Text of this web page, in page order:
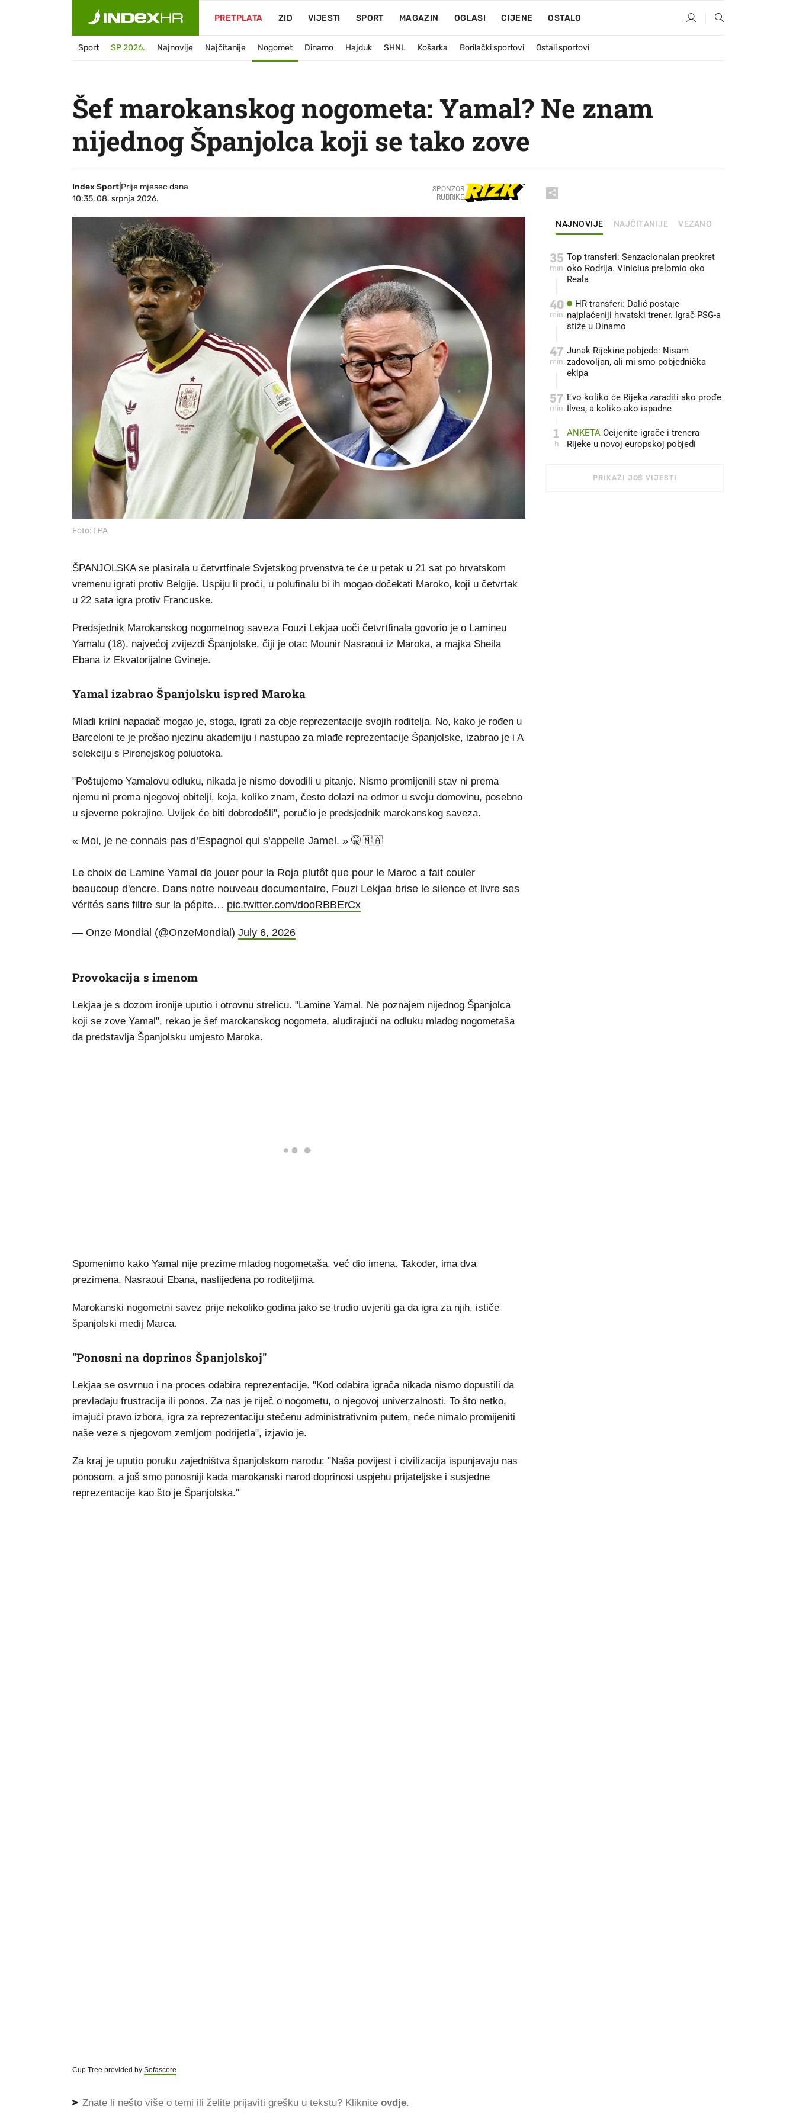
PRETPLATA ZID VIJESTI SPORT MAGAZIN OGLASI CIJENE OSTALO
Sport SP 2026. Najnovije Najčitanije Nogomet Dinamo Hajduk SHNL Košarka Borilački sportovi Ostali sportovi
Šef marokanskog nogometa: Yamal? Ne znam
nijednog Španjolca koji se tako zove
Index Sport
Prije mjesec dana
10:35, 08. srpnja 2026.
SPONZOR
RUBRIKE
Foto: EPA
ŠPANJOLSKA se plasirala u četvrtfinale Svjetskog prvenstva te će u petak u 21 sat po hrvatskom
vremenu igrati protiv Belgije. Uspiju li proći, u polufinalu bi ih mogao dočekati Maroko, koji u četvrtak
u 22 sata igra protiv Francuske.
Predsjednik Marokanskog nogometnog saveza Fouzi Lekjaa uoči četvrtfinala govorio je o Lamineu
Yamalu (18), najvećoj zvijezdi Španjolske, čiji je otac Mounir Nasraoui iz Maroka, a majka Sheila
Ebana iz Ekvatorijalne Gvineje.
Yamal izabrao Španjolsku ispred Maroka
Mladi krilni napadač mogao je, stoga, igrati za obje reprezentacije svojih roditelja. No, kako je rođen u
Barceloni te je prošao njezinu akademiju i nastupao za mlađe reprezentacije Španjolske, izabrao je i A
selekciju s Pirenejskog poluotoka.
"Poštujemo Yamalovu odluku, nikada je nismo dovodili u pitanje. Nismo promijenili stav ni prema
njemu ni prema njegovoj obitelji, koja, koliko znam, često dolazi na odmor u svoju domovinu, posebno
u sjeverne pokrajine. Uvijek će biti dobrodošli", poručio je predsjednik marokanskog saveza.
« Moi, je ne connais pas d’Espagnol qui s’appelle Jamel. » 🤫🇲🇦
Le choix de Lamine Yamal de jouer pour la Roja plutôt que pour le Maroc a fait couler
beaucoup d'encre. Dans notre nouveau documentaire, Fouzi Lekjaa brise le silence et livre ses
vérités sans filtre sur la pépite… pic.twitter.com/dooRBBErCx
— Onze Mondial (@OnzeMondial) July 6, 2026
Provokacija s imenom
Lekjaa je s dozom ironije uputio i otrovnu strelicu. "Lamine Yamal. Ne poznajem nijednog Španjolca
koji se zove Yamal", rekao je šef marokanskog nogometa, aludirajući na odluku mladog nogometaša
da predstavlja Španjolsku umjesto Maroka.
Spomenimo kako Yamal nije prezime mladog nogometaša, već dio imena. Također, ima dva
prezimena, Nasraoui Ebana, naslijeđena po roditeljima.
Marokanski nogometni savez prije nekoliko godina jako se trudio uvjeriti ga da igra za njih, ističe
španjolski medij Marca.
"Ponosni na doprinos Španjolskoj"
Lekjaa se osvrnuo i na proces odabira reprezentacije. "Kod odabira igrača nikada nismo dopustili da
prevladaju frustracija ili ponos. Za nas je riječ o nogometu, o njegovoj univerzalnosti. To što netko,
imajući pravo izbora, igra za reprezentaciju stečenu administrativnim putem, neće nimalo promijeniti
naše veze s njegovom zemljom podrijetla", izjavio je.
Za kraj je uputio poruku zajedništva španjolskom narodu: "Naša povijest i civilizacija ispunjavaju nas
ponosom, a još smo ponosniji kada marokanski narod doprinosi uspjehu prijateljske i susjedne
reprezentacije kao što je Španjolska."
Cup Tree provided by Sofascore
Znate li nešto više o temi ili želite prijaviti grešku u tekstu? Kliknite ovdje.
NAJNOVIJE NAJČITANIJE VEZANO
35
min
Top transferi: Senzacionalan preokret
oko Rodrija. Vinicius prelomio oko
Reala
40
min
HR transferi: Dalić postaje
najplaćeniji hrvatski trener. Igrač PSG-a
stiže u Dinamo
47
min
Junak Rijekine pobjede: Nisam
zadovoljan, ali mi smo pobjednička
ekipa
57
min
Evo koliko će Rijeka zaraditi ako prođe
Ilves, a koliko ako ispadne
1
h
ANKETA Ocijenite igrače i trenera
Rijeke u novoj europskoj pobjedi
PRIKAŽI JOŠ VIJESTI